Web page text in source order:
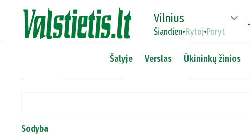
Vilnius
Šiandien•Rytoj•Poryt
Šalyje Verslas Ūkininkų žinios
Sodyba